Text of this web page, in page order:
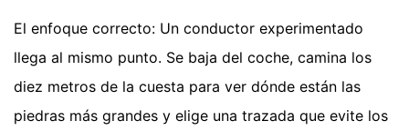
El enfoque correcto: Un conductor experimentado
llega al mismo punto. Se baja del coche, camina los
diez metros de la cuesta para ver dónde están las
piedras más grandes y elige una trazada que evite los